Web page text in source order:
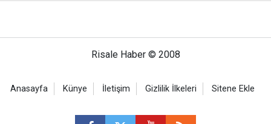
Risale Haber © 2008
Anasayfa Künye İletişim Gizlilik İlkeleri Sitene Ekle